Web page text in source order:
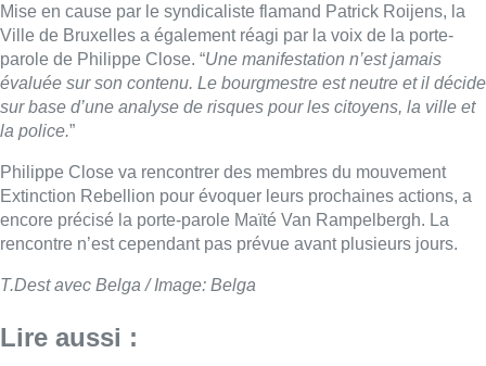
Mise en cause par le syndicaliste flamand Patrick Roijens, la
Ville de Bruxelles a également réagi par la voix de la porte-
parole de Philippe Close. “Une manifestation n’est jamais
évaluée sur son contenu. Le bourgmestre est neutre et il décide
sur base d’une analyse de risques pour les citoyens, la ville et
la police.”
Philippe Close va rencontrer des membres du mouvement
Extinction Rebellion pour évoquer leurs prochaines actions, a
encore précisé la porte-parole Maïté Van Rampelbergh. La
rencontre n’est cependant pas prévue avant plusieurs jours.
T.Dest avec Belga / Image: Belga
Lire aussi :